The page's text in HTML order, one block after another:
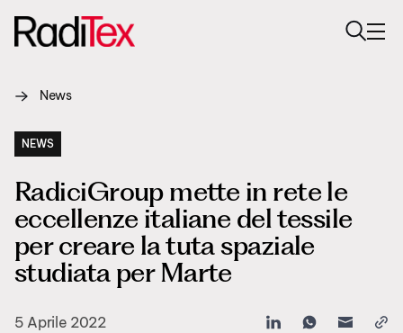
Chi siamo
Sostenibilità
Settori
Prodotti
Media
Carriere
News
NEWS
RadiciGroup mette in rete le
eccellenze italiane del tessile
per creare la tuta spaziale
studiata per Marte
5 Aprile 2022